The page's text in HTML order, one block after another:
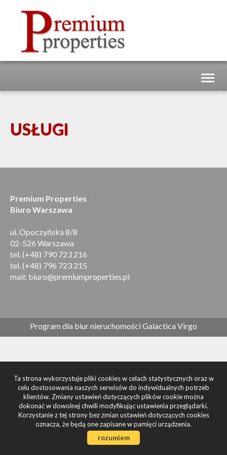
USŁUGI
Premium Properties
Biuro Warszawa
ul. Opoczyńska 8/8
02-526 Warszawa
tel. (+48) 790 723 216
tel. (+48) 796 723 215
mail: biuro@premiumproperties.pl
Program dla biur nieruchomości Galactica Virgo
Ta strona wykorzystuje pliki cookies w celach statystycznych oraz w
celu dostosowania naszych serwisów do indywidualnych potrzeb
klientów. Zmiany ustawień dotyczących plików cookie można
dokonać w dowolnej chwili modyfikując ustawienia przeglądarki.
Korzystanie z tej strony bez zmian ustawień dotyczących cookies
oznacza, że będą one zapisane w pamięci urządzenia.
rozumiem